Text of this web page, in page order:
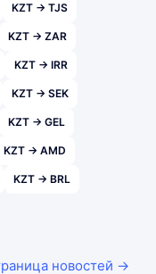
KZT → TJS
KZT → ZAR
KZT → IRR
KZT → SEK
KZT → GEL
KZT → AMD
KZT → BRL
новостей →